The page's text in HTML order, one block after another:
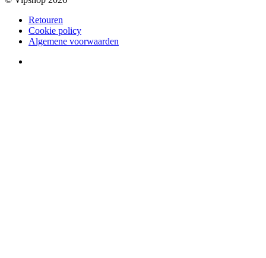
Retouren
Cookie policy
Algemene voorwaarden